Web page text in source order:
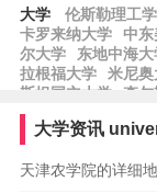
大学 伦斯勒理工
卡罗来纳大学
中
尔大学
东地中海大
拉根福大学
米尼奥
斯坦国立大学
查
学
挪威北极大学
扎耶
大学资讯
天津农学院的详细